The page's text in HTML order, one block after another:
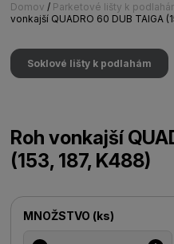
Domov / Parketové lišty k
vonkajší QUADRO 60 DUB TAIGA
Soklové lišty k podlahám
Roh vonkajší
(153, 187, K488)
MNOŽSTVO (ks)